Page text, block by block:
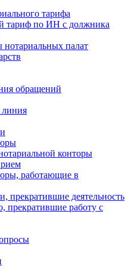
тарифа
тариф по ИН с должника
палат
обращений
линия
конторы
работающие в
прекратившие деятельность
прекратившие работу с